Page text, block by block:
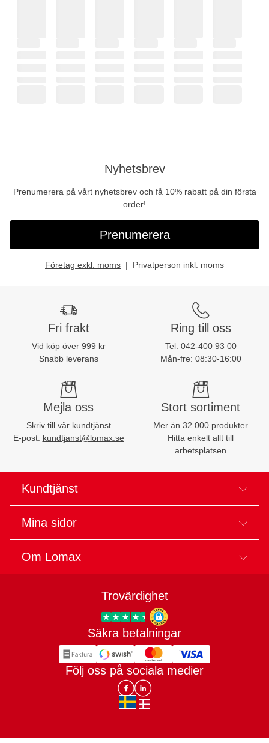
Nyhetsbrev
Prenumerera på vårt nyhetsbrev och få 10% rabatt på din första
order!
Prenumerera
Företag exkl. moms Privatperson inkl. moms
Fri frakt
Vid köp över 999 kr
Snabb leverans
Ring till oss
Tel: 042-400 93 00
Mån-fre: 08:30-16:00
Mejla oss
Skriv till vår kundtjänst
E-post: kundtjanst@lomax.se
Stort sortiment
Mer än 32 000 produkter
Hitta enkelt allt till
arbetsplatsen
Kundtjänst
Mina sidor
Om Lomax
Trovärdighet
Trygg E-handel
Säkra betalningar
Följ oss på sociala medier
Lomax DK Facebook
Lomax SE LinkIn
sv-SEda-DK